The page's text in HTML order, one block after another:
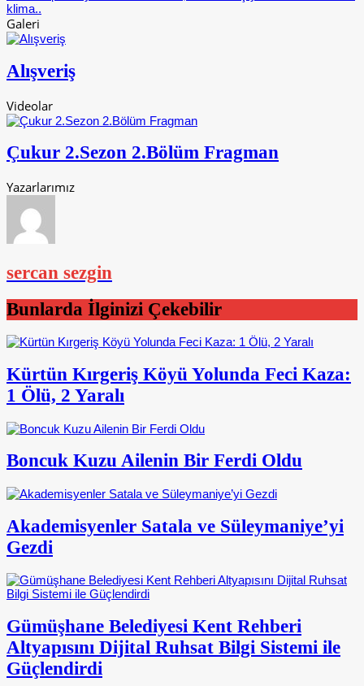
klima..
Galeri
Alışveriş
Videolar
Çukur 2.Sezon 2.Bölüm Fragman
Yazarlarımız
sercan sezgin
Bunlarda İlginizi Çekebilir
Kürtün Kırgeriş Köyü Yolunda Feci Kaza:
1 Ölü, 2 Yaralı
Boncuk Kuzu Ailenin Bir Ferdi Oldu
Akademisyenler Satala ve Süleymaniye’yi
Gezdi
Gümüşhane Belediyesi Kent Rehberi
Altyapısını Dijital Ruhsat Bilgi Sistemi ile
Güçlendirdi